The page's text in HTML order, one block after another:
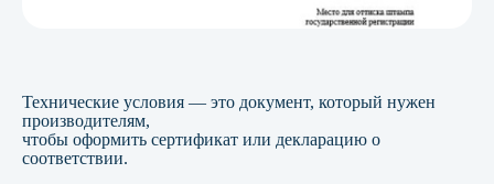
Технические условия — это документ, который нужен
производителям,
чтобы оформить сертификат или декларацию о
соответствии.